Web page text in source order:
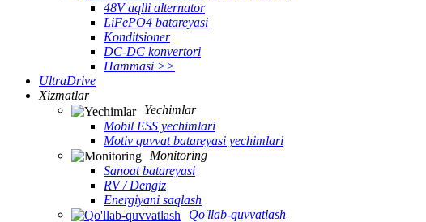
48V aqlli alternator
LiFePO4 batareyasi
Konditsioner
DC-DC konvertori
Hammasi >>
UltraDrive
Xizmatlar
Yechimlar
Mobil ESS yechimlari
Motiv quvvat batareyasi yechimlari
Monitoring
Sanoat batareyasi
RV / Dengiz
Energiyani saqlash
Qo'llab-quvvatlash